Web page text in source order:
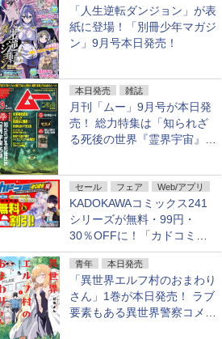
「人生逆転ダンジョン」が表
紙に登場！「別冊少年マガジ
ン」9月号本日発売！
本日発売 雑誌
月刊「ムー」9月号が本日発
売！ 総力特集は「知られざ
る死後の世界『霊界宇宙』の
セール フェア Web/アプリ
KADOKAWAコミックス241
シリーズが無料・99円・
30％OFFに！「カドコミフ
ェア 2026」第2弾が開催中！
青年 本日発売
「異世界エルフ村のおまわり
さん」1巻が本日発売！ ラブ
要素もある異世界警察コメデ